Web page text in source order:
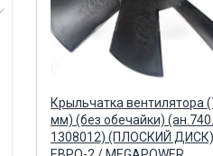
Крыльчатка вентилятора
мм) (без обечайки)
1308012) (ПЛОСКИЙ ДИСК)